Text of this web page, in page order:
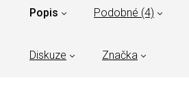
Popis Podobné (4)
Diskuze Značka